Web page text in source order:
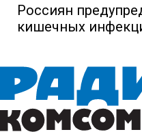
Россиян
кишечных